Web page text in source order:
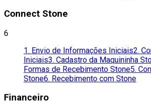
Connect Stone
6
1. Envio de Informações Iniciais2.
Iniciais3. Cadastro da Maquininha
Formas de Recebimento Stone5.
Stone6. Recebimento com Stone
Financeiro